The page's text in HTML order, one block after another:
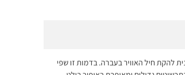
להקת חיל האוויר בעברה. בדמות זו שפי